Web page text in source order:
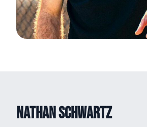
Nathan Schwartz